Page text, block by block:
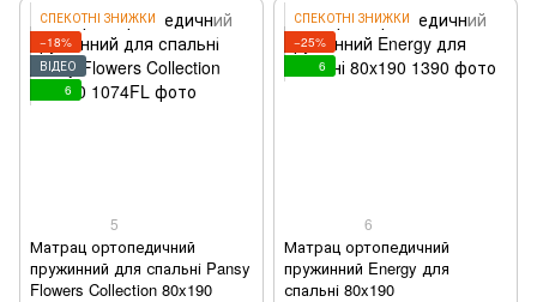
СПЕКОТНІ ЗНИЖКИ
−18%
ВІДЕО
6
5
Матрац ортопедичний
пружинний для спальні Pansy
Flowers Collection 80x190
СПЕКОТНІ ЗНИЖКИ
−25%
6
6
Матрац ортопедичний
пружинний Energy для
спальні 80x190